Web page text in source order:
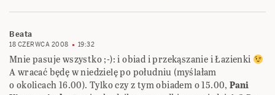
Beata
18 CZERWCA 2008 19:32
Mnie pasuje wszystko ;-): i obiad i przekąszanie i Łazienki
A wracać będę w niedzielę po południu (myślałam
o okolicach 16.00). Tylko czy z tym obiadem o 15.00,Pani